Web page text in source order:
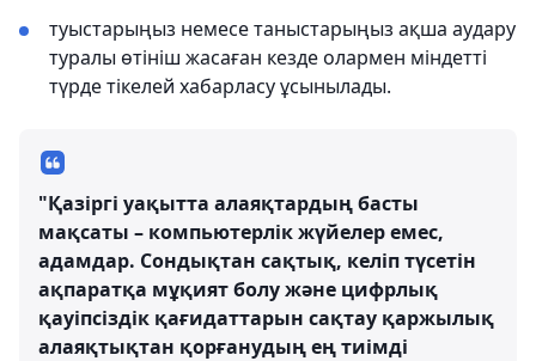
туыстарыңыз немесе таныстарыңыз ақша аудару
туралы өтініш жасаған кезде олармен міндетті
түрде тікелей хабарласу ұсынылады.
"Қазіргі уақытта алаяқтардың басты
мақсаты – компьютерлік жүйелер емес,
адамдар. Сондықтан сақтық, келіп түсетін
ақпаратқа мұқият болу және цифрлық
қауіпсіздік қағидаттарын сақтау қаржылық
алаяқтықтан қорғанудың ең тиімді